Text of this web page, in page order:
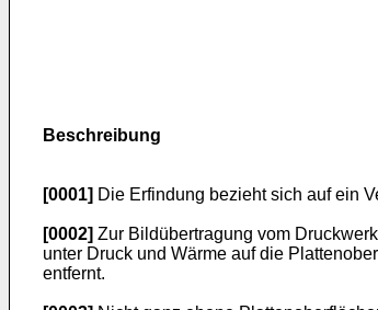
Beschreibung
[0001] Die Erfindung bezieht sich auf ein
[0002] Zur Bildübertragung vom
unter Druck und Wärme auf die
entfernt.